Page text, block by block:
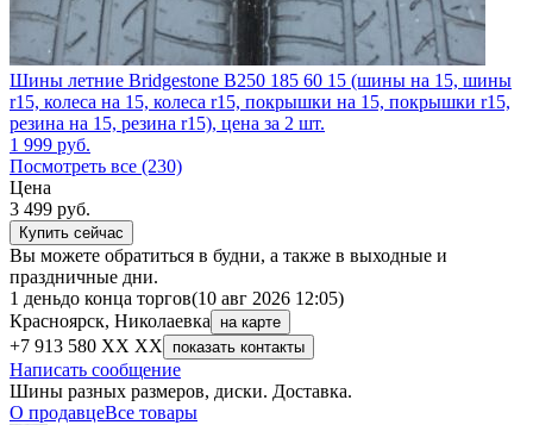
Шины летние Bridgestone B250 185 60 15 (шины на 15, шины
r15, колеса на 15, колеса r15, покрышки на 15, покрышки r15,
резина на 15, резина r15), цена за 2 шт.
1 999 руб.
Посмотреть все (230)
Цена
3 499 руб.
Купить сейчас
Вы можете обратиться в будни, а также в выходные и
праздничные дни.
1 деньдо конца торгов(10 авг 2026 12:05)
Красноярск, Николаевка
на карте
+7 913 580 XX XX показать контакты
Написать сообщение
Шины разных размеров, диски. Доставка.
О продавцеВсе товары